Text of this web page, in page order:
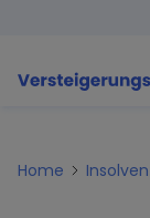
Home